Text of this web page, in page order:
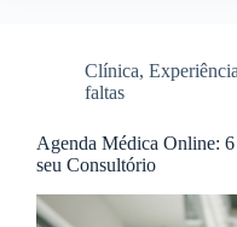
Clínica,
faltas
Agenda Médica Online:
seu Consultório